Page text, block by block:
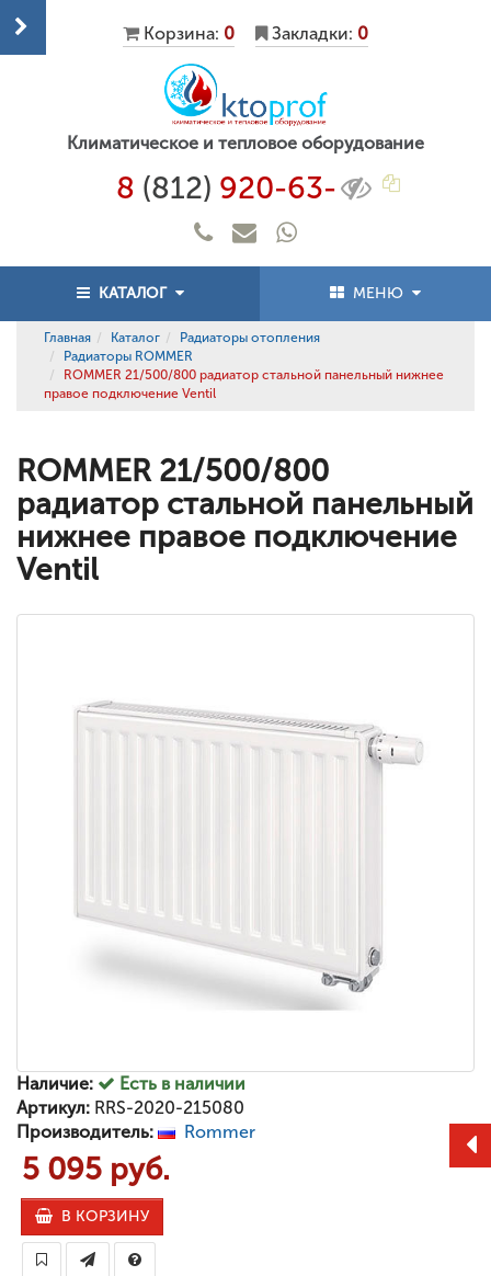
Корзина: 0 Закладки: 0
Климатическое и тепловое оборудование
8 (812) 920-63-
КАТАЛОГ МЕНЮ
Главная Каталог
Радиаторы отопления
Радиаторы ROMMER
ROMMER 21/500/800 радиатор стальной панельный нижнее
правое подключение Ventil
ROMMER 21/500/800
радиатор стальной панельный
нижнее правое подключение
Ventil
Наличие:
Есть в наличии
Артикул: RRS-2020-215080
Производитель:
Rommer
5 095 руб.
В КОРЗИНУ